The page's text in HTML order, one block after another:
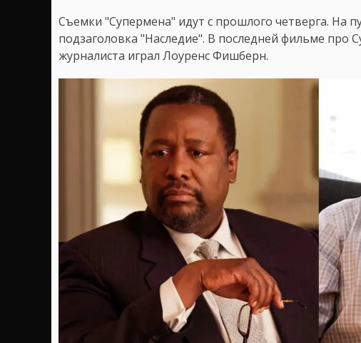
Съемки "Супермена" идут с прошлого четверга. На
подзаголовка "Наследие". В последней фильме про
журналиста играл Лоуренс Фишберн.